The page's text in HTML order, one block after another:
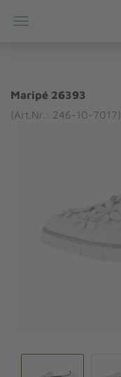
Maripé 26393
(Art.Nr.: 246-10-7017)